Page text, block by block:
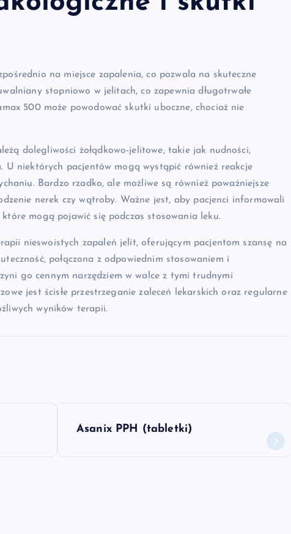
na miejsce zapalenia, co pozwala na skuteczne
stopniowo w jelitach, co zapewnia długotrwałe
500 może powodować skutki uboczne, chociaż nie
dolegliwości żołądkowo-jelitowe, takie jak nudności,
niektórych pacjentów mogą wystąpić również reakcje
Bardzo rzadko, ale możliwe są również poważniejsze
nerek czy wątroby. Ważne jest, aby pacjenci informowali
mogą pojawić się podczas stosowania leku.
nieswoistych zapaleń jelit, oferującym pacjentom szansę na
połączona z odpowiednim stosowaniem i
go cennym narzędziem w walce z tymi trudnymi
jest ścisłe przestrzeganie zaleceń lekarskich oraz regularne
wyników terapii.
Asanix PPH (tabletki)